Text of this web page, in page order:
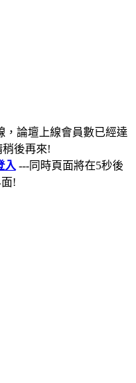
，論壇上線會員數已經達
稍後再來!
入 ---同時頁面將在5秒後
!